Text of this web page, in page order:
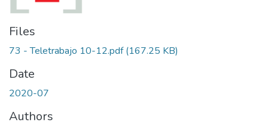
Files
73 - Teletrabajo 10-12.pdf(167.25 KB)
Date
2020-07
Authors